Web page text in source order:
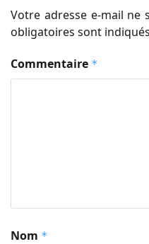
Votre adresse e-mail ne
obligatoires sont
Commentaire *
Nom *